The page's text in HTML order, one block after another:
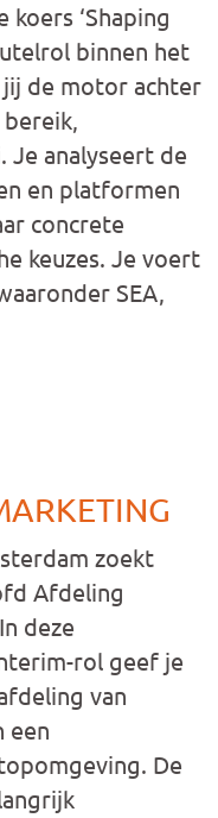
‘Shaping
binnen het
de motor achter
Je analyseert de
en platformen
concrete
keuzes. Je voert
SEA,
zoekt
Afdeling
deze
rol geef je
van
een
De